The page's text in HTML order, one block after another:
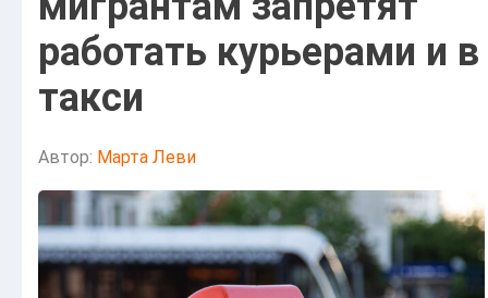
работать курьерами и в
такси
Автор: Марта Леви